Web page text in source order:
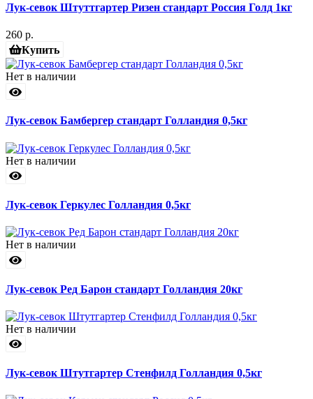
Лук-севок Штуттгартер Ризен стандарт Россия Голд 1кг
260 р.
Купить
Нет в наличии
Лук-севок Бамбергер стандарт Голландия 0,5кг
Нет в наличии
Лук-севок Геркулес Голландия 0,5кг
Нет в наличии
Лук-севок Ред Барон стандарт Голландия 20кг
Нет в наличии
Лук-севок Штутгартер Стенфилд Голландия 0,5кг